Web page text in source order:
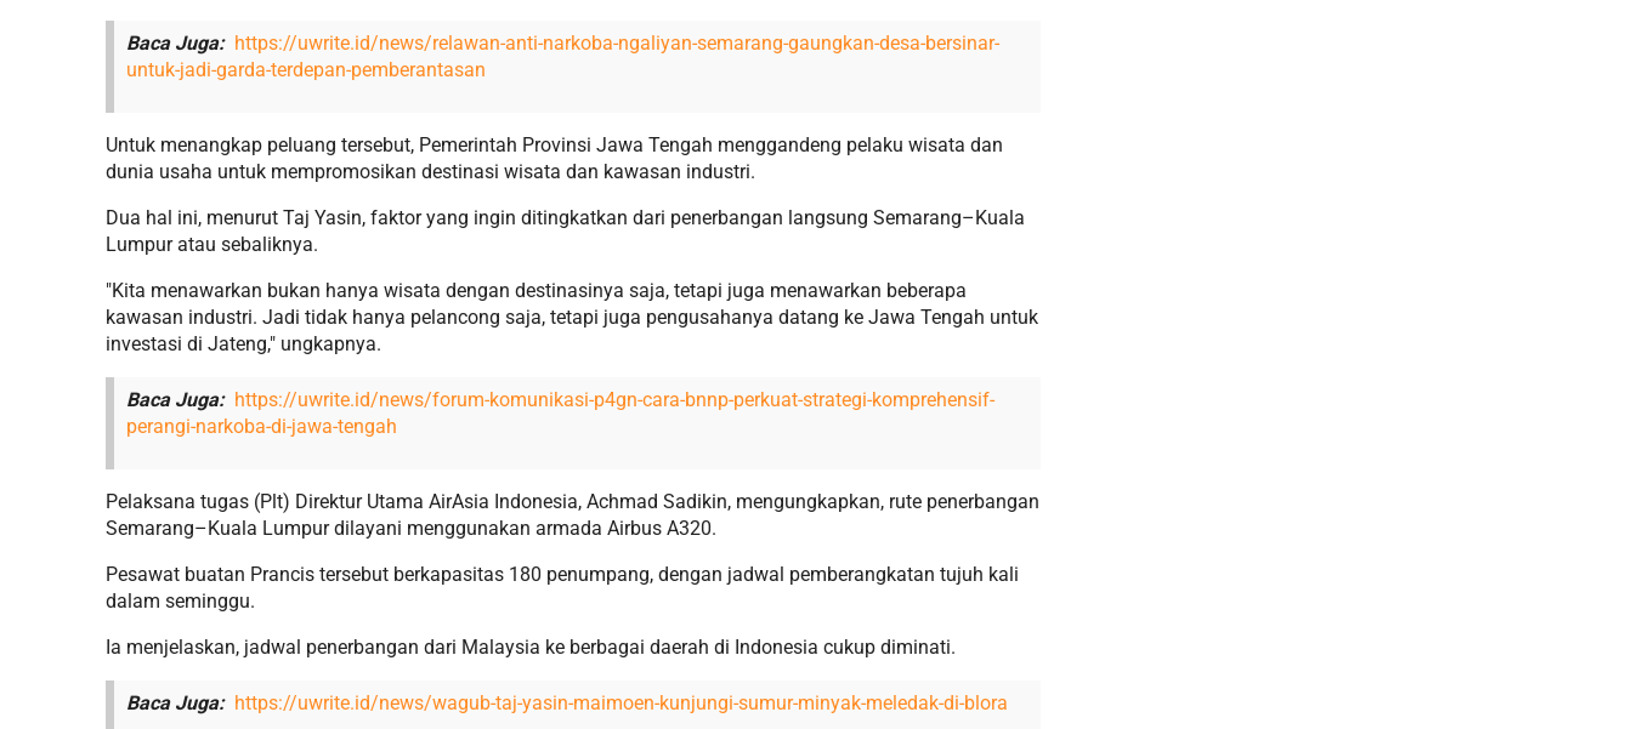
Baca Juga: https://uwrite.id/news/relawan-anti-narkoba-ngaliyan-semarang-gaungkan-desa-bersinar-
untuk-jadi-garda-terdepan-pemberantasan
Untuk menangkap peluang tersebut, Pemerintah Provinsi Jawa Tengah menggandeng pelaku wisata dan
dunia usaha untuk mempromosikan destinasi wisata dan kawasan industri.
Dua hal ini, menurut Taj Yasin, faktor yang ingin ditingkatkan dari penerbangan langsung Semarang–Kuala
Lumpur atau sebaliknya.
"Kita menawarkan bukan hanya wisata dengan destinasinya saja, tetapi juga menawarkan beberapa
kawasan industri. Jadi tidak hanya pelancong saja, tetapi juga pengusahanya datang ke Jawa Tengah untuk
investasi di Jateng," ungkapnya.
Baca Juga: https://uwrite.id/news/forum-komunikasi-p4gn-cara-bnnp-perkuat-strategi-komprehensif-
perangi-narkoba-di-jawa-tengah
Pelaksana tugas (Plt) Direktur Utama AirAsia Indonesia, Achmad Sadikin, mengungkapkan, rute penerbangan
Semarang–Kuala Lumpur dilayani menggunakan armada Airbus A320.
Pesawat buatan Prancis tersebut berkapasitas 180 penumpang, dengan jadwal pemberangkatan tujuh kali
dalam seminggu.
Ia menjelaskan, jadwal penerbangan dari Malaysia ke berbagai daerah di Indonesia cukup diminati.
Baca Juga: https://uwrite.id/news/wagub-taj-yasin-maimoen-kunjungi-sumur-minyak-meledak-di-blora